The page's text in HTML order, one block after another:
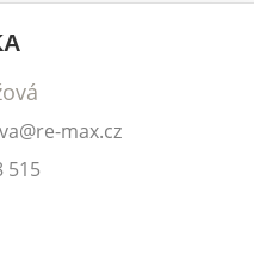
max.cz
515